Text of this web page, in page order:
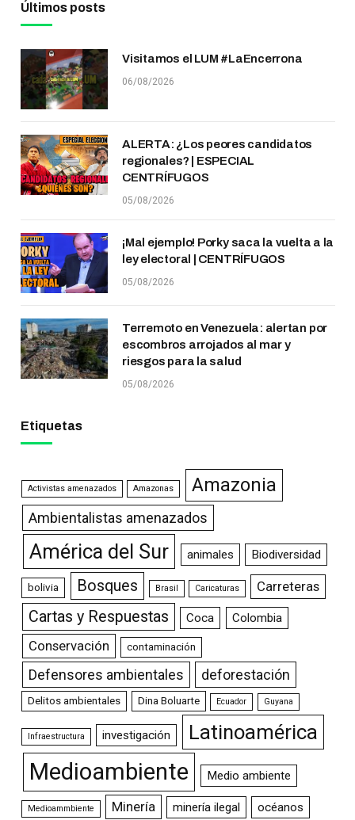
Últimos posts
Visitamos el LUM #LaEncerrona
06/08/2026
ALERTA: ¿Los peores candidatos
regionales? | ESPECIAL
CENTRÍFUGOS
05/08/2026
¡Mal ejemplo! Porky saca la vuelta a la
ley electoral | CENTRÍFUGOS
05/08/2026
Terremoto en Venezuela: alertan por
escombros arrojados al mar y
riesgos para la salud
05/08/2026
Etiquetas
Activistas amenazados Amazonas Amazonia
Ambientalistas amenazados
América del Sur animales Biodiversidad
bolivia Bosques Brasil Caricaturas Carreteras
Cartas y Respuestas Coca Colombia
Conservación contaminación
Defensores ambientales deforestación
Delitos ambientales Dina Boluarte Ecuador Guyana
Infraestructura investigación Latinoamérica
Medioambiente Medio ambiente
Medioammbiente Minería minería ilegal océanos